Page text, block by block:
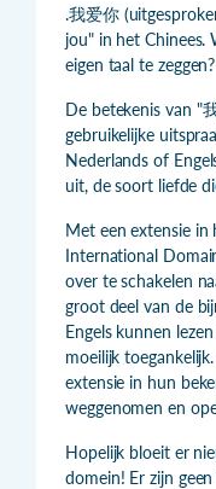
.我爱你
jou" in het Chinees.
eigen taal te zeggen?
De betekenis van "
gebruikelijke
Nederlands of
uit, de soort liefde
Met een extensie
International
over te schakelen
groot deel van de
Engels kunnen
moeilijk
extensie in hun
weggenomen en
Hopelijk bloeit er
domein! Er zijn